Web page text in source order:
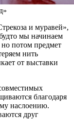
и муравей»,
мы начинаем
потом предмет
нить
от выставки
благодаря
наслоению.
друг